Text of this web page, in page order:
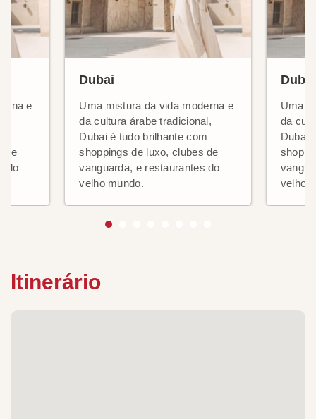
e
de
do
Dubai
Uma mistura da vida moderna e
da cultura árabe tradicional,
Dubai é tudo brilhante com
shoppings de luxo, clubes de
vanguarda, e restaurantes do
velho mundo.
Dubai
Uma
da
Dubai
velho
Itinerário